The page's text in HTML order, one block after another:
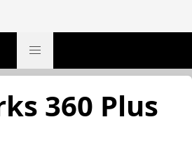
360 Plus